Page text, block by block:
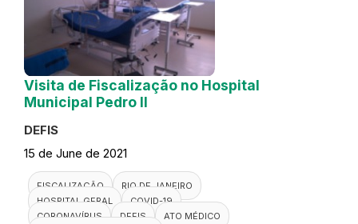
Visita de Fiscalização no Hospital
Municipal Pedro II
DEFIS
15 de June de 2021
FISCALIZAÇÃO
RIO DE JANEIRO
HOSPITAL GERAL
COVID-19
CORONAVÍRUS
DEFIS
ATO MÉDICO